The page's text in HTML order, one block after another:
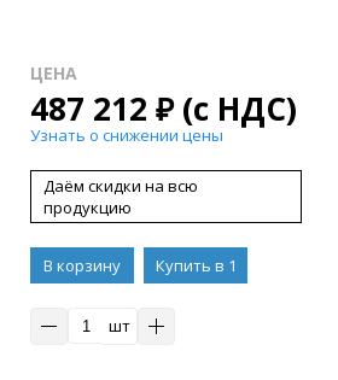
ЦЕНА
487 212 ₽(с НДС)
Узнать о снижении цены
Даём скидки на всю
продукцию
В корзину
Купить в 1
шт